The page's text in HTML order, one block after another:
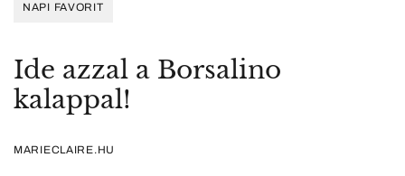
NAPI FAVORIT
Ide azzal a Borsalino
kalappal!
MARIECLAIRE.HU